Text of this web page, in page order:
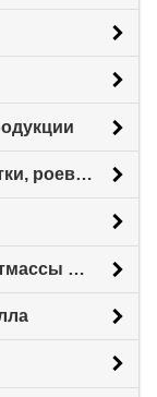
Пчелиные отводки, пчелиные матки, роевни
Пчеловодный инвентарь из пластмассы для пасеки